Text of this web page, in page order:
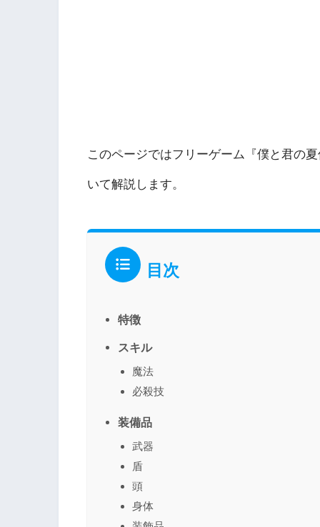
このページではフリーゲーム『僕と君の
いて解説します。
目次
特徴
スキル
魔法
必殺技
装備品
武器
盾
頭
身体